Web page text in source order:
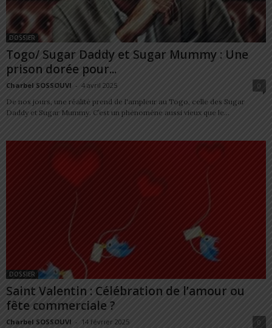
DOSSIER
Togo/ Sugar Daddy et Sugar Mummy : Une
prison dorée pour...
Charbel SOSSOUVI - 4 avril 2025
0
De nos jours, une réalité prend de l'ampleur au Togo, celle des Sugar
Daddy et Sugar Mummy. C’est un phénomène aussi vieux que le...
DOSSIER
Saint Valentin : Célébration de l’amour ou
fête commerciale ?
Charbel SOSSOUVI - 14 février 2025
0